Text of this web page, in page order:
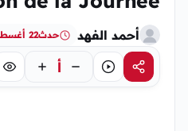
أحمد الفهد حدث22 أغسطس، 2024
مشاركةاستماع أ